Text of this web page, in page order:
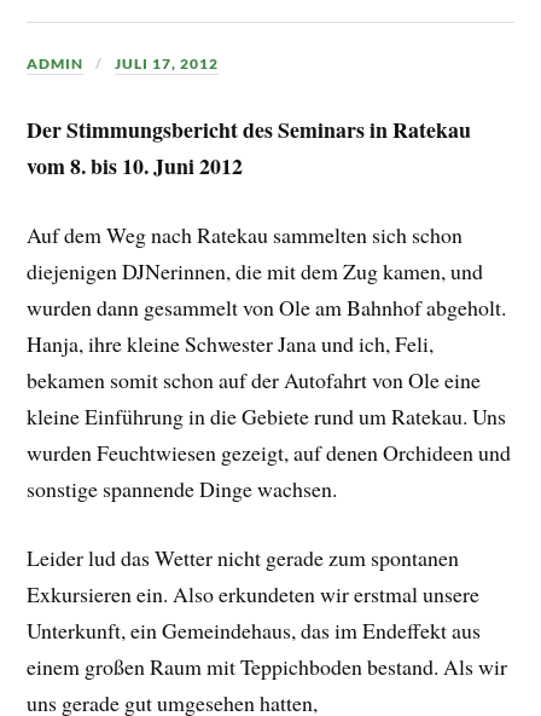
ADMIN JULI 17, 2012
Der Stimmungsbericht des Seminars in Ratekau
vom 8. bis 10. Juni 2012
Auf dem Weg nach Ratekau sammelten sich schon
diejenigen DJNerinnen, die mit dem Zug kamen, und
wurden dann gesammelt von Ole am Bahnhof abgeholt.
Hanja, ihre kleine Schwester Jana und ich, Feli,
bekamen somit schon auf der Autofahrt von Ole eine
kleine Einführung in die Gebiete rund um Ratekau. Uns
wurden Feuchtwiesen gezeigt, auf denen Orchideen und
sonstige spannende Dinge wachsen.
Leider lud das Wetter nicht gerade zum spontanen
Exkursieren ein. Also erkundeten wir erstmal unsere
Unterkunft, ein Gemeindehaus, das im Endeffekt aus
einem großen Raum mit Teppichboden bestand. Als wir
uns gerade gut umgesehen hatten,